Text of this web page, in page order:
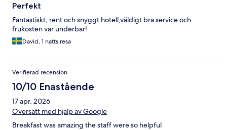
Perfekt
Fantastiskt, rent och snyggt hotell,väldigt bra service och
frukosten var underbar!
David, 1 natts resa
Verifierad recension
10/10 Enastående
17 apr. 2026
Översätt med hjälp av Google
Breakfast was amazing the staff were so helpful